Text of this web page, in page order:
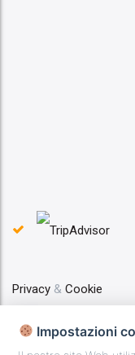
Privacy & Cookie
Impostazioni